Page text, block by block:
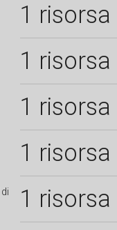
1 risorsa
1 risorsa
1 risorsa
1 risorsa
di 1 risorsa